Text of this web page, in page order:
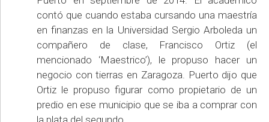
contó que cuando estaba cursando una maestría
en finanzas en la Universidad Sergio Arboleda un
compañero de clase, Francisco Ortiz (el
mencionado ‘Maestrico’), le propuso hacer un
negocio con tierras en Zaragoza. Puerto dijo que
Ortiz le propuso figurar como propietario de un
predio en ese municipio que se iba a comprar con
la plata del segundo.